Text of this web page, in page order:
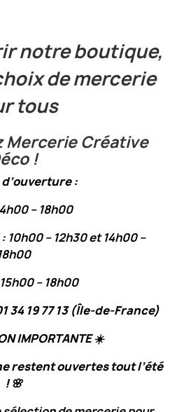
notre boutique,
de mercerie
tous
Mercerie Créative
!
:
– 18h00
10h00 – 12h30 et 14h00 –
– 18h00
34 19 77 13 (Île-de-France)
IMPORTANTE☀️
restent ouvertes tout l’été
!🌸